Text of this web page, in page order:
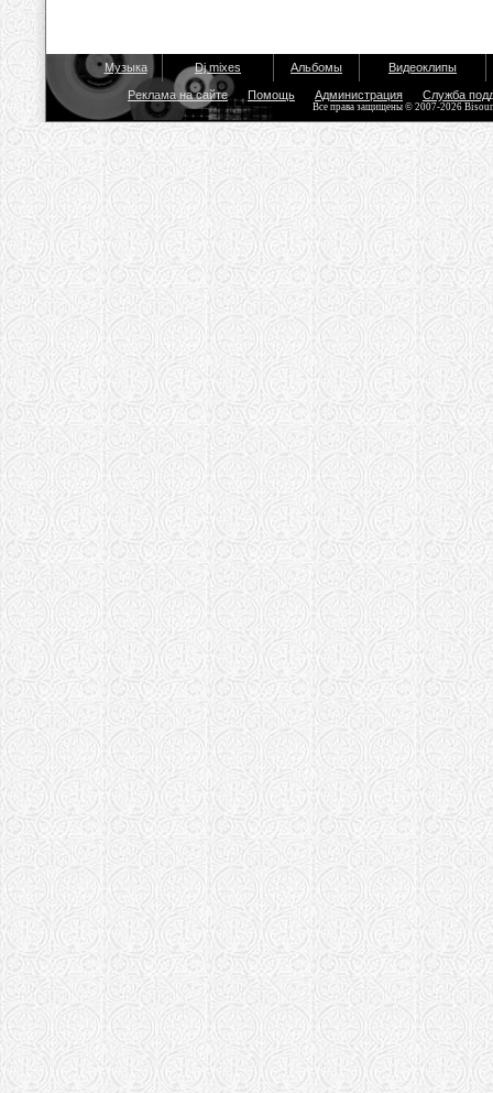
Музыка Dj mixes Альбомы Видеоклипы
Реклама на сайте Помощь Администрация Служба
Все права защищены © 2007-2026